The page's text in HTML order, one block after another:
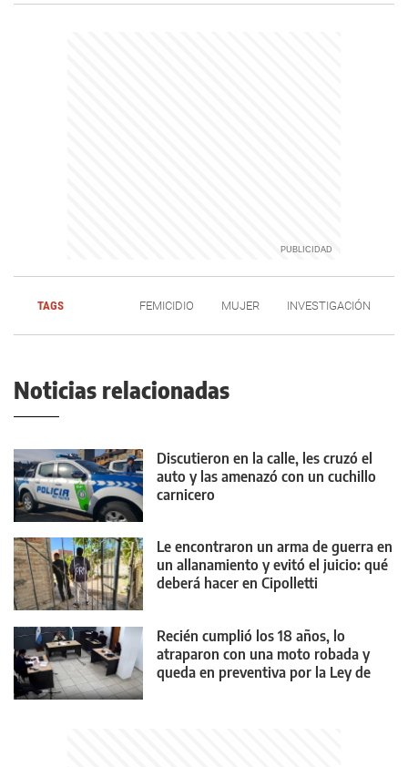
TAGS FEMICIDIO MUJER INVESTIGACIÓN
Noticias relacionadas
Discutieron en la calle, les cruzó el
auto y las amenazó con un cuchillo
carnicero
Le encontraron un arma de guerra en
un allanamiento y evitó el juicio: qué
deberá hacer en Cipolletti
Recién cumplió los 18 años, lo
atraparon con una moto robada y
queda en preventiva por la Ley de